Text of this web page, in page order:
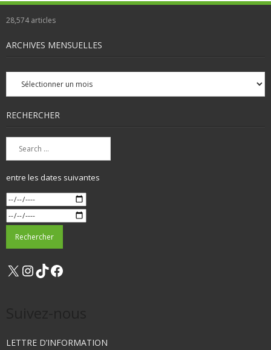
28,574articles
ARCHIVES MENSUELLES
Archives
mensuelles
RECHERCHER
entre les dates suivantes
X Instagram
TikTok
LETTRE D’INFORMATION